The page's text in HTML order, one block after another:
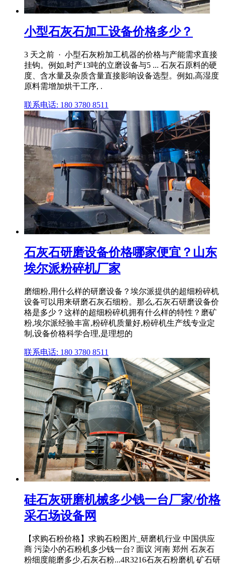
小型石灰石加工设备价格多少？
3 天之前 · 小型石灰粉加工机器的价格与产能需求直接
挂钩。例如,时产13吨的立磨设备与5 ... 石灰石原料的硬
度、含水量及杂质含量直接影响设备选型。例如,高湿度
原料需增加烘干工序, .
联系电话: 180 3780 8511
石灰石研磨设备价格哪家便宜？山东
埃尔派粉碎机厂家
磨细粉,用什么样的研磨设备？埃尔派提供的超细粉碎机
设备可以用来研磨石灰石细粉。那么,石灰石研磨设备价
格是多少？这样的超细粉碎机拥有什么样的特性？磨矿
粉,埃尔派经验丰富,粉碎机质量好,粉碎机生产线专业定
制,设备价格科学合理,是理想的
联系电话: 180 3780 8511
硅石灰研磨机械多少钱一台厂家/价格
采石场设备网
【求购石粉价格】求购石粉图片_研磨机行业 中国供应
商 污染小的石粉机多少钱一台? 面议 河南 郑州 石灰石
粉细度能磨多少,石灰石粉...4R3216石灰石粉磨机 矿石研